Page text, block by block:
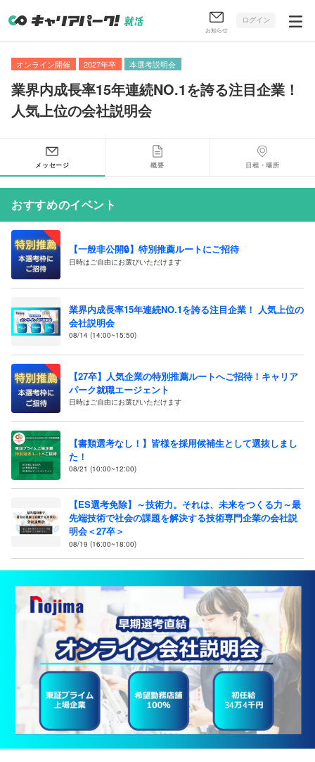
お知らせ
ログイン
オンライン開催 2027年卒 本選考説明会
業界内成長率15年連続NO.1を誇る注目企業！
人気上位の会社説明会
メッセージ 概要 日程・場所
おすすめのイベント
【一般非公開🔒️】特別推薦ルートにご招待
日時はご自由にお選びいただけます
業界内成長率15年連続NO.1を誇る注目企業！ 人気上位の
会社説明会
08/14 (14:00~15:50)
【27卒】人気企業の特別推薦ルートへご招待！キャリア
パーク就職エージェント
日時はご自由にお選びいただけます
【書類選考なし！】皆様を採用候補生として選抜しまし
た！
08/21 (10:00~12:00)
【ES選考免除】～技術力。それは、未来をつくる力～最
先端技術で社会の課題を解決する技術専門企業の会社説
明会＜27卒＞
08/19 (16:00~18:00)